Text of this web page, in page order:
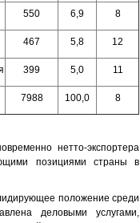
550 6,9 8
467 5,8 12
399 5,0 11
7988 100,0 8
нетто-экспортера
позициями страны в
положение среди
деловыми услугами,